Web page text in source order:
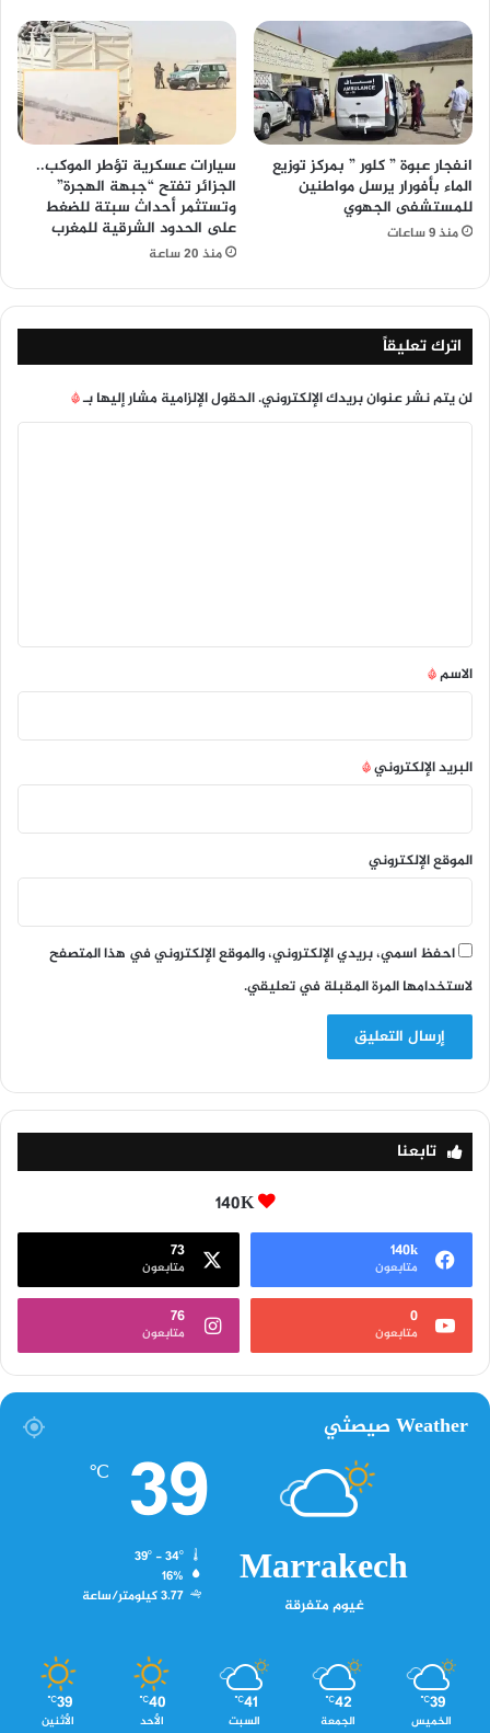
انفجار عبوة ” كلور ” بمركز توزيع
الماء بأفورار يرسل مواطنين
للمستشفى الجهوي
منذ 9 ساعات
سيارات عسكرية تؤطر الموكب..
الجزائر تفتح “جبهة الهجرة”
وتستثمر أحداث سبتة للضغط
على الحدود الشرقية للمغرب
منذ 20 ساعة
اترك تعليقاً
لن يتم نشر عنوان بريدك الإلكتروني.الحقول الإلزامية مشار إليها بـ*
*
الاسم*
البريد الإلكتروني*
الموقع الإلكتروني
احفظ اسمي، بريدي الإلكتروني، والموقع الإلكتروني في هذا المتصفح
لاستخدامها المرة المقبلة في تعليقي.
تابعنا
140K
140k
متابعون
73
متابعون
0
متابعون
76
متابعون
Weather صيصثي
Marrakech
غيوم متفرقة
39
℃
16%
3.77 كيلومتر/ساعة
39
℃
الخميس
42
℃
الجمعة
41
℃
السبت
40
℃
الأحد
39
℃
الأثنين